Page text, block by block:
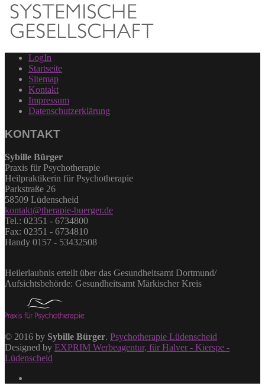
LogIn
Startseite
Sitemap
Kontakt
Impressum
Datenschutzerklärung
KONTAKT
Sybille Bürger
Praxis für Psychotherapie
Heilpraktikerin für Psychotherapie
Parkstraße 26
58509 Lüdenscheid
kontakt@therapie-buerger.de
Tel.: 02351 - 6734800
Fax: 02351 - 6734810
Handy 0157 - 53432508
Heilerlaubnis erteilt über das Gesundheitsamt Dortmund/
Aufsichtsbehörde: Gesundheitsamt Märkischer Kreis
© 2016 by Sybille Bürger. Psychotherapie Lüdenscheid
Designed by EXPRIM Werbeagentur, für Halver - Kierspe -
Lüdenscheid